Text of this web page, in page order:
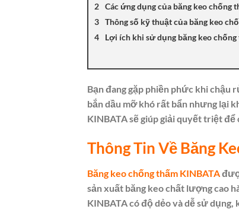
Các ứng dụng của băng keo chống
Thông số kỹ thuật của băng keo
Lợi ích khi sử dụng băng keo
Bạn đang gặp phiền phức khi chậu
bắn dầu mỡ khó rất bẩn nhưng lại
KINBATA sẽ giúp giải quyết triệt để
Thông Tin Về Băng
Băng keo chống thấm KINBATA
sản xuất băng keo chất lượng cao
KINBATA có độ dẻo và dễ sử